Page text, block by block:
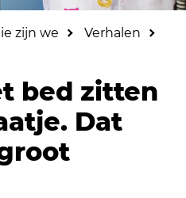
zijn we
Verhalen
bed zitten
Dat